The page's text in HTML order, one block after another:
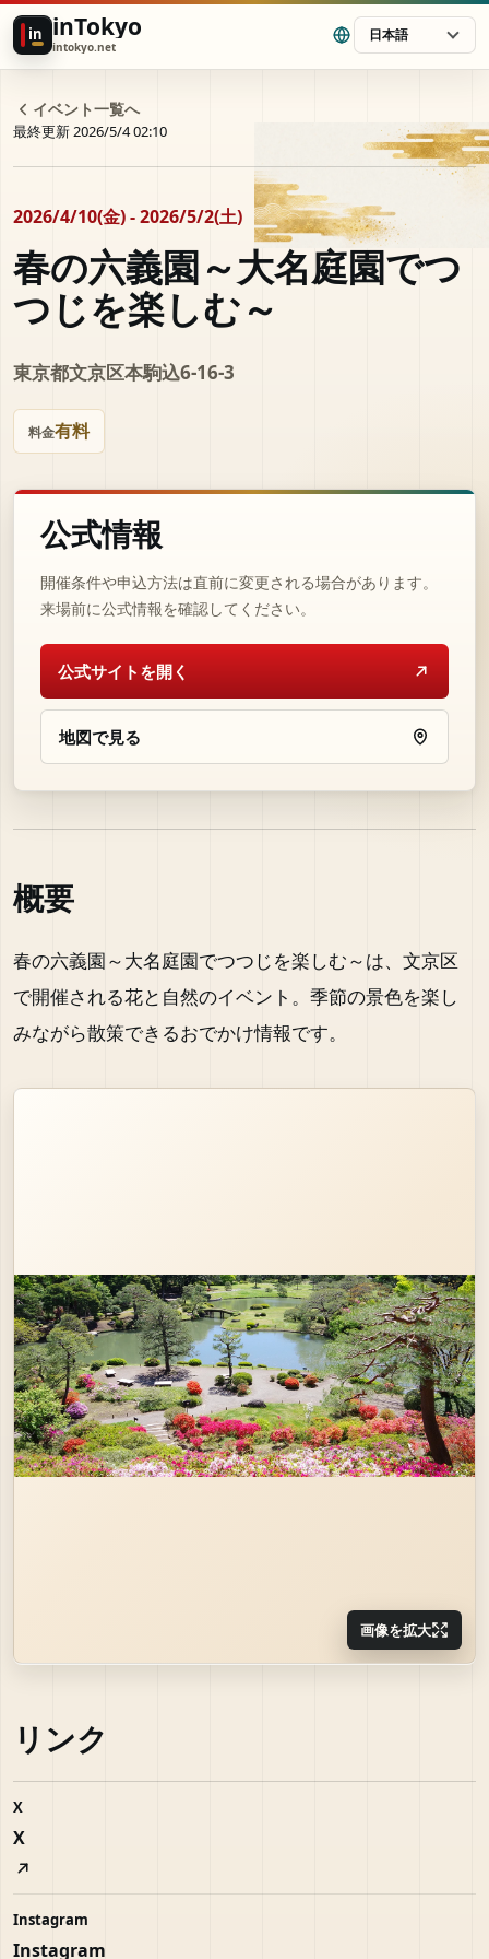
in inTokyo
intokyo.net
日本語
イベント一覧へ
最終更新 2026/5/4 02:10
2026/4/10(金) - 2026/5/2(土)
春の六義園～大名庭園でつ
つじを楽しむ～
東京都文京区本駒込6-16-3
料金有料
公式情報
開催条件や申込方法は直前に変更される場合があります。
来場前に公式情報を確認してください。
公式サイトを開く
地図で見る
概要
春の六義園～大名庭園でつつじを楽しむ～は、文京区
で開催される花と自然のイベント。季節の景色を楽し
みながら散策できるおでかけ情報です。
画像を拡大
リンク
X
X
Instagram
Instagram